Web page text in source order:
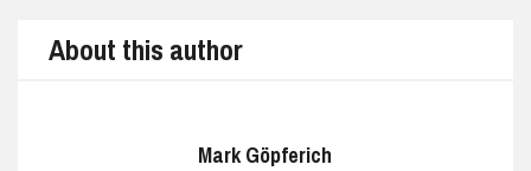
About this author
Mark Göpferich